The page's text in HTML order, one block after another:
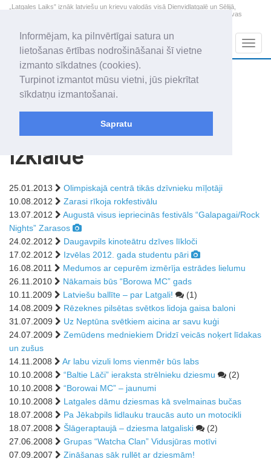
Informējam, ka pilnvērtīgai satura un
lietošanas ērtības nodrošināšanai šī vietne
izmanto sīkdatnes (cookies).
Turpinot izmantot mūsu vietni, jūs piekrītat
sīkdatņu izmantošanai.
Sapratu
„Latgales Laiks” iznāk latviešu un krievu valodās visā Dienvidlatgalē un Sēlijā,
„Latgales Laiks” latviešu valodā aptver Daugavpils valstspilsētu, Augšdaugavas
2026. gada 7. augusts
Piektdiena
Alfrēds, Fredis, Madars
+18.6
Izklaide
25.01.2013
Olimpiskajā centrā tikās dzīvnieku mīļotāji
10.08.2012
Zarasi rīkoja rokfestivālu
13.07.2012
Augustā visus iepriecinās festivāls “Galapagai/Rock
Nights” Zarasos
24.02.2012
Daugavpils kinoteātru dzīves līkloči
17.02.2012
Izvēlas 2012. gada studentu pāri
16.08.2011
Medumos ar cepurēm izmērīja estrādes lielumu
26.11.2010
Nākamais būs “Borowa MC” gads
10.11.2009
Latviešu ballīte – par Latgali!
(1)
14.08.2009
Rēzeknes pilsētas svētkos lidoja gaisa baloni
31.07.2009
Uz Neptūna svētkiem aicina ar savu kuģi
24.07.2009
Zemūdens medniekiem Dridzī veicās noķert līdakas
un zušus
14.11.2008
Ar labu vizuli loms vienmēr būs labs
10.10.2008
“Baltie Lāči” ieraksta strēlnieku dziesmu
(2)
10.10.2008
“Borowai MC” – jaunumi
10.10.2008
Latgales dāmu dziesmas kā svelmainas bučas
18.07.2008
Pa Jēkabpils lidlauku traucās auto un motocikli
18.07.2008
Šlāgeraptaujā – dziesma latgaliski
(2)
27.06.2008
Grupas “Watcha Clan” Vidusjūras motīvi
07.09.2007
Zināšanas sāk rullēt ar dziesmām!